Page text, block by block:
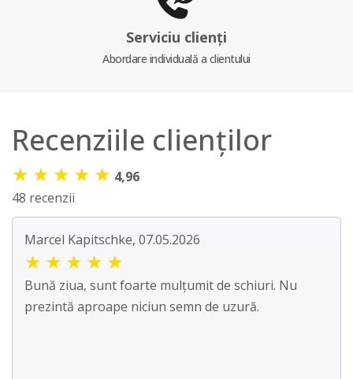
Serviciu clienți
Abordare individuală a clientului
Recenziile clienților
★ ★ ★ ★ ★ 4,96
48 recenzii
Marcel Kapitschke, 07.05.2026
★ ★ ★ ★ ★
Bună ziua, sunt foarte mulțumit de schiuri. Nu
prezintă aproape niciun semn de uzură.